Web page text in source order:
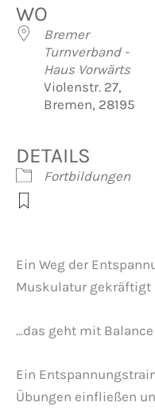
WO
Bremer
Turnverband -
Haus Vorwärts
Violenstr. 27,
Bremen, 28195
DETAILS
Fortbildungen
Ein Weg der
Muskulatur gekräftigt
…das geht mit
Ein
Übungen einfließen